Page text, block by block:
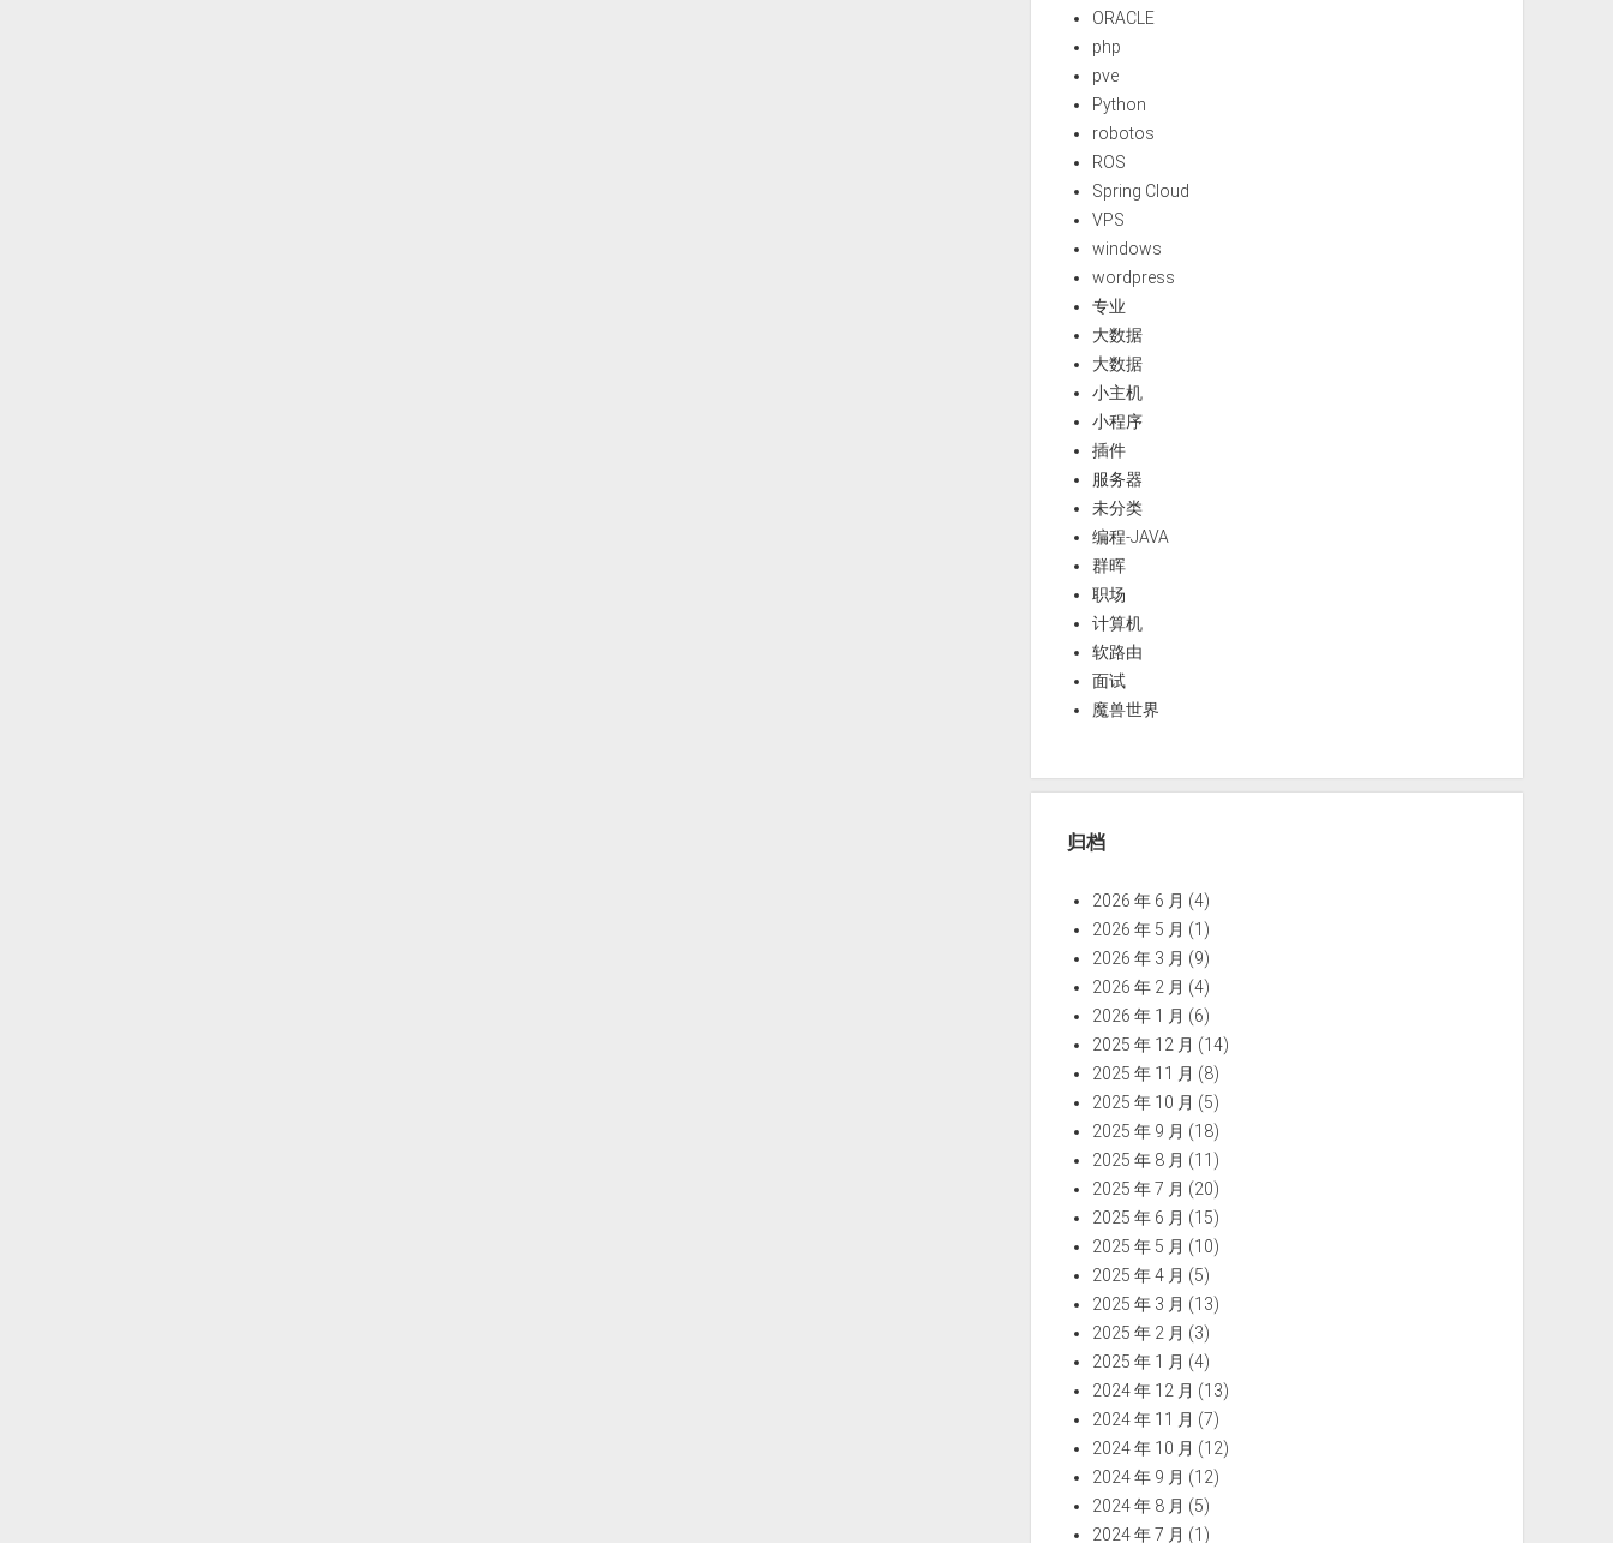
ORACLE
php
pve
Python
robotos
ROS
Spring Cloud
VPS
windows
wordpress
专业
大数据
大数据
小主机
小程序
插件
服务器
未分类
编程-JAVA
群晖
职场
计算机
软路由
面试
魔兽世界
归档
2026 年 6 月 (4)
2026 年 5 月 (1)
2026 年 3 月 (9)
2026 年 2 月 (4)
2026 年 1 月 (6)
2025 年 12 月 (14)
2025 年 11 月 (8)
2025 年 10 月 (5)
2025 年 9 月 (18)
2025 年 8 月 (11)
2025 年 7 月 (20)
2025 年 6 月 (15)
2025 年 5 月 (10)
2025 年 4 月 (5)
2025 年 3 月 (13)
2025 年 2 月 (3)
2025 年 1 月 (4)
2024 年 12 月 (13)
2024 年 11 月 (7)
2024 年 10 月 (12)
2024 年 9 月 (12)
2024 年 8 月 (5)
2024 年 7 月 (1)